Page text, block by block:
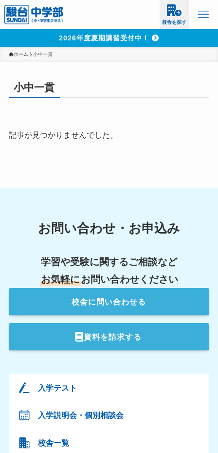
校舎を探す
2026年度夏期講習受付中！
ホーム 小中一貫
小中一貫
記事が見つかりませんでした。
お問い合わせ・お申込み
学習や受験に関するご相談など
お気軽にお問い合わせください
校舎に問い合わせる
資料を請求する
入学テスト
入学説明会・個別相談会
校舎一覧